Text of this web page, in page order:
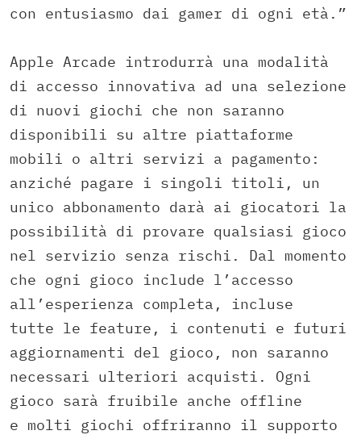
con entusiasmo dai gamer di ogni età.”
Apple Arcade introdurrà una modalità
di accesso innovativa ad una selezione
di nuovi giochi che non saranno
disponibili su altre piattaforme
mobili o altri servizi a pagamento:
anziché pagare i singoli titoli, un
unico abbonamento darà ai giocatori la
possibilità di provare qualsiasi gioco
nel servizio senza rischi. Dal momento
che ogni gioco include l’accesso
all’esperienza completa, incluse
tutte le feature, i contenuti e futuri
aggiornamenti del gioco, non saranno
necessari ulteriori acquisti. Ogni
gioco sarà fruibile anche offline
e molti giochi offriranno il supporto